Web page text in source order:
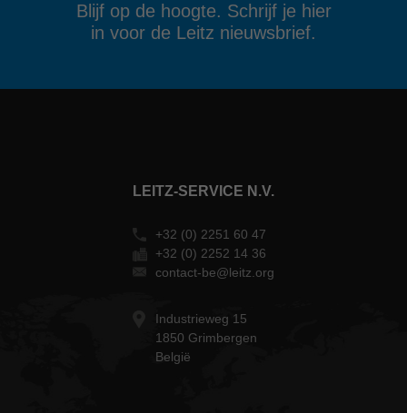
Blijf op de hoogte. Schrijf je hier
in voor de Leitz nieuwsbrief.
LEITZ-SERVICE N.V.
+32 (0) 2251 60 47
+32 (0) 2252 14 36
contact-be@leitz.org
Industrieweg 15
1850 Grimbergen
België